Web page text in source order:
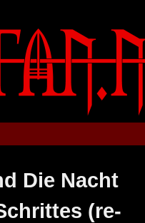
Die Nacht
(re-